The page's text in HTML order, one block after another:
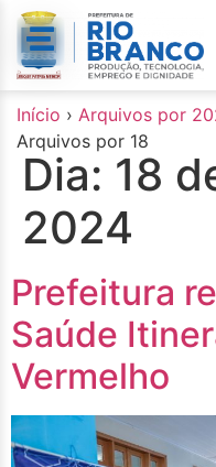
conteúdo
Início › Arquivos por
Arquivos por 18
Dia: 18
2024
Prefeitura
Saúde
Vermelho